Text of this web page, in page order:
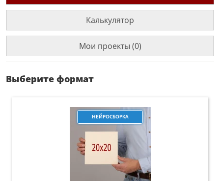
Калькулятор
Мои проекты (0)
Выберите формат
НЕЙРОСБОРКА